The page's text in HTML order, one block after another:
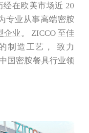
经在欧美市场近 20
专业从事高端密胺
业。 ZICCO 至佳
制造工艺， 致力
国密胺餐具行业领